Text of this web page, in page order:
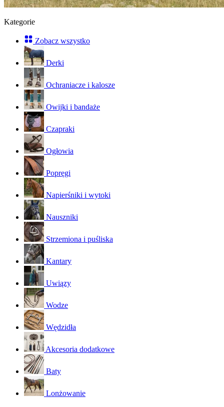
Kategorie
Zobacz wszystko
Derki
Ochraniacze i kalosze
Owijki i bandaże
Czapraki
Ogłowia
Popręgi
Napierśniki i wytoki
Nauszniki
Strzemiona i puśliska
Kantary
Uwiązy
Wodze
Wędzidła
Akcesoria dodatkowe
Baty
Lonżowanie